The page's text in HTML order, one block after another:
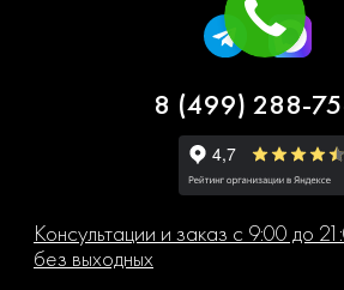
8 (499) 288-
Консультации и заказ с 9:00 до
без выходных